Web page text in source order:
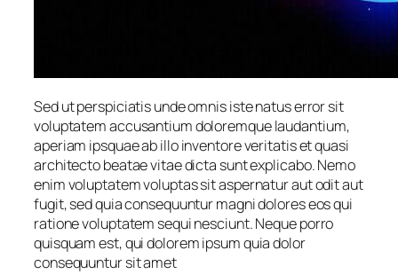
Sed ut perspiciatis unde omnis iste natus error sit
voluptatem accusantium doloremque laudantium,
aperiam ipsquae ab illo inventore veritatis et quasi
architecto beatae vitae dicta sunt explicabo. Nemo
enim voluptatem voluptas sit aspernatur aut odit aut
fugit, sed quia consequuntur magni dolores eos qui
ratione voluptatem sequi nesciunt. Neque porro
quisquam est, qui dolorem ipsum quia dolor
consequuntur sit amet